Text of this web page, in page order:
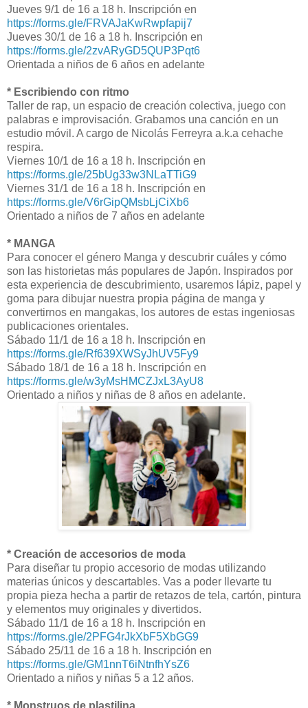
Jueves 9/1 de 16 a 18 h. Inscripción en
https://forms.gle/FRVAJaKwRwpfapij7
Jueves 30/1 de 16 a 18 h. Inscripción en
https://forms.gle/2zvARyGD5QUP3Pqt6
Orientada a niños de 6 años en adelante
* Escribiendo con ritmo
Taller de rap, un espacio de creación colectiva, juego con
palabras e improvisación. Grabamos una canción en un
estudio móvil. A cargo de Nicolás Ferreyra a.k.a cehache
respira.
Viernes 10/1 de 16 a 18 h. Inscripción en
https://forms.gle/25bUg33w3NLaTTiG9
Viernes 31/1 de 16 a 18 h. Inscripción en
https://forms.gle/V6rGipQMsbLjCiXb6
Orientado a niños de 7 años en adelante
* MANGA
Para conocer el género Manga y descubrir cuáles y cómo
son las historietas más populares de Japón. Inspirados por
esta experiencia de descubrimiento, usaremos lápiz, papel y
goma para dibujar nuestra propia página de manga y
convertirnos en mangakas, los autores de estas ingeniosas
publicaciones orientales.
Sábado 11/1 de 16 a 18 h. Inscripción en
https://forms.gle/Rf639XWSyJhUV5Fy9
Sábado 18/1 de 16 a 18 h. Inscripción en
https://forms.gle/w3yMsHMCZJxL3AyU8
Orientado a niños y niñas de 8 años en adelante.
* Creación de accesorios de moda
Para diseñar tu propio accesorio de modas utilizando
materias únicos y descartables. Vas a poder llevarte tu
propia pieza hecha a partir de retazos de tela, cartón, pintura
y elementos muy originales y divertidos.
Sábado 11/1 de 16 a 18 h. Inscripción en
https://forms.gle/2PFG4rJkXbF5XbGG9
Sábado 25/11 de 16 a 18 h. Inscripción en
https://forms.gle/GM1nnT6iNtnfhYsZ6
Orientado a niños y niñas 5 a 12 años.